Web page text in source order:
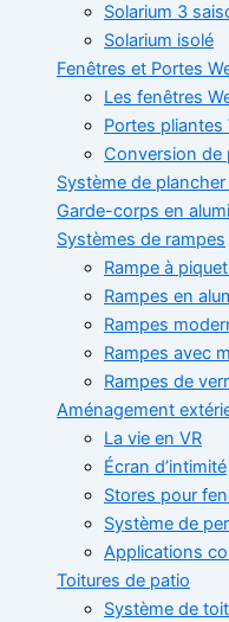
Solarium 3
Solarium isolé
Fenêtres et Portes
Les fenêtres
Portes
Conversion de
Système de plancher
Garde-corps en
Systèmes de rampes
Rampe à
Rampes en
Rampes
Rampes avec
Rampes de
Aménagement
La vie en VR
Écran d’intimité
Stores pour
Système de
Applications
Toitures de patio
Système de